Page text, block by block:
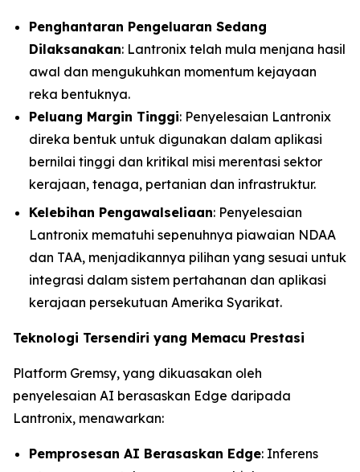
Penghantaran Pengeluaran Sedang
Dilaksanakan: Lantronix telah mula menjana hasil
awal dan mengukuhkan momentum kejayaan
reka bentuknya.
Peluang Margin Tinggi: Penyelesaian Lantronix
direka bentuk untuk digunakan dalam aplikasi
bernilai tinggi dan kritikal misi merentasi sektor
kerajaan, tenaga, pertanian dan infrastruktur.
Kelebihan Pengawalseliaan: Penyelesaian
Lantronix mematuhi sepenuhnya piawaian NDAA
dan TAA, menjadikannya pilihan yang sesuai untuk
integrasi dalam sistem pertahanan dan aplikasi
kerajaan persekutuan Amerika Syarikat.
Teknologi Tersendiri yang Memacu Prestasi
Platform Gremsy, yang dikuasakan oleh
penyelesaian AI berasaskan Edge daripada
Lantronix, menawarkan:
Pemprosesan AI Berasaskan Edge: Inferens